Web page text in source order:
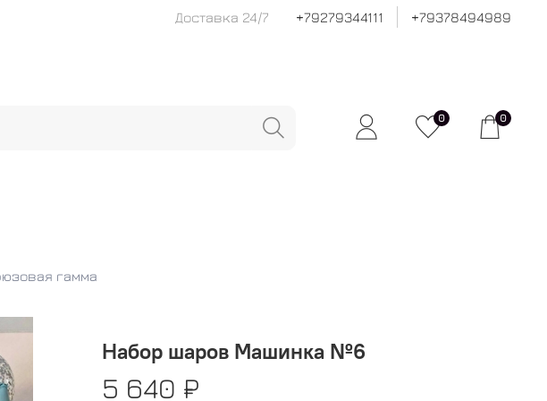
Доставка 24/7 +79279344111 +79378494989
0 0
гамма
Набор шаров Машинка №6
5 640 ₽